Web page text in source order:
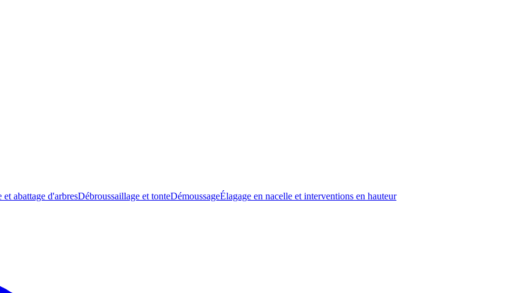
et abattage d'arbresDébroussaillage et tonteDémoussageÉlagage en nacelle et interventions en hauteur